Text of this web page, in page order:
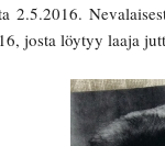
2.5.2016.
josta löytyy laaja